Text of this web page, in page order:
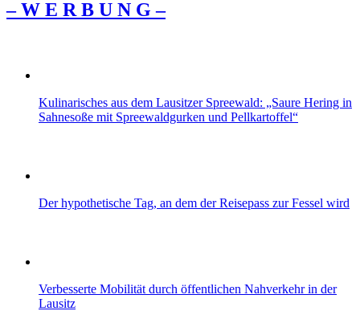
– W Ε R Β U Ν G –
Kulinarisches aus dem Lausitzer Spreewald: „Saure Hering in
Sahnesoße mit Spreewaldgurken und Pellkartoffel“
Der hypothetische Tag, an dem der Reisepass zur Fessel wird
Verbesserte Mobilität durch öffentlichen Nahverkehr in der
Lausitz